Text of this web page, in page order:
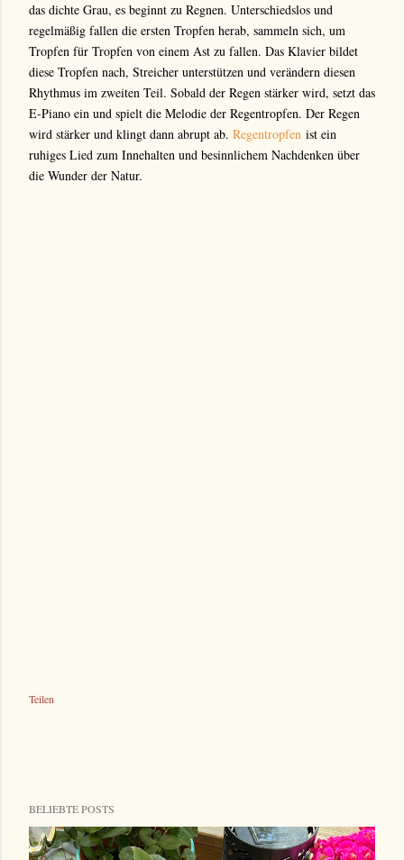
das dichte Grau, es beginnt zu Regnen. Unterschiedslos und
regelmäßig fallen die ersten Tropfen herab, sammeln sich, um
Tropfen für Tropfen von einem Ast zu fallen. Das Klavier bildet
diese Tropfen nach, Streicher unterstützen und verändern diesen
Rhythmus im zweiten Teil. Sobald der Regen stärker wird, setzt das
E-Piano ein und spielt die Melodie der Regentropfen. Der Regen
wird stärker und klingt dann abrupt ab. Regentropfen ist ein
ruhiges Lied zum Innehalten und besinnlichem Nachdenken über
die Wunder der Natur.
Teilen
BELIEBTE POSTS